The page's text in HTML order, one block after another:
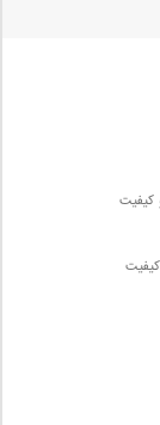
کیفیت